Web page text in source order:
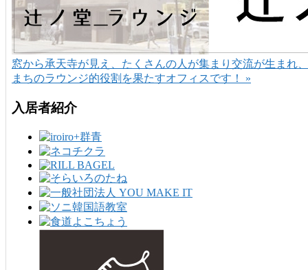
窓から承天寺が見え、たくさんの人が集まり交流が生まれ、
まちのラウンジ的役割を果たすオフィスです！ »
入居者紹介